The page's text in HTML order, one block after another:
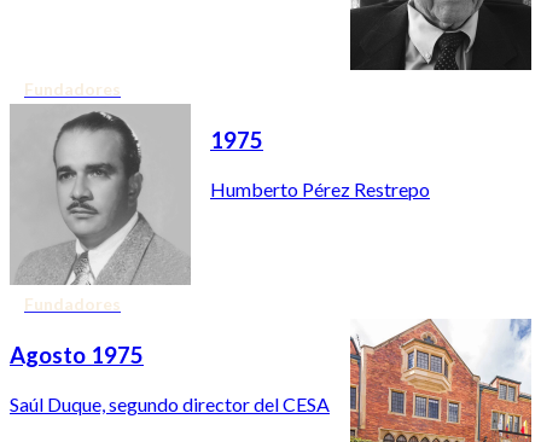
Fundadores
1975
Humberto Pérez Restrepo
Fundadores
Agosto 1975
Saúl Duque, segundo director del CESA